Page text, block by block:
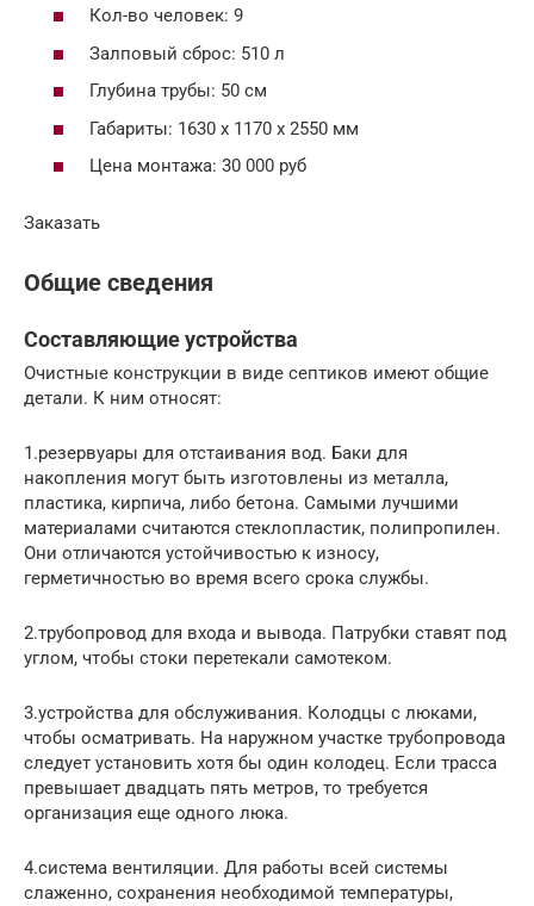
Кол-во человек: 9
Залповый сброс: 510 л
Глубина трубы: 50 см
Габариты: 1630 х 1170 х 2550 мм
Цена монтажа: 30 000 руб
Заказать
Общие сведения
Составляющие устройства
Очистные конструкции в виде септиков имеют общие
детали. К ним относят:
1.резервуары для отстаивания вод. Баки для
накопления могут быть изготовлены из металла,
пластика, кирпича, либо бетона. Самыми лучшими
материалами считаются стеклопластик, полипропилен.
Они отличаются устойчивостью к износу,
герметичностью во время всего срока службы.
2.трубопровод для входа и вывода. Патрубки ставят под
углом, чтобы стоки перетекали самотеком.
3.устройства для обслуживания. Колодцы с люками,
чтобы осматривать. На наружном участке трубопровода
следует установить хотя бы один колодец. Если трасса
превышает двадцать пять метров, то требуется
организация еще одного люка.
4.система вентиляции. Для работы всей системы
слаженно, сохранения необходимой температуры,